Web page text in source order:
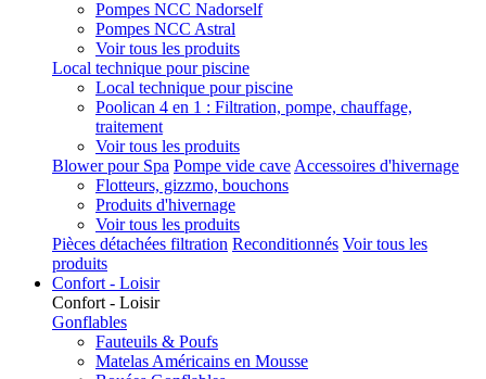
Pompes NCC Nadorself
Pompes NCC Astral
Voir tous les produits
Local technique pour piscine
Local technique pour piscine
Poolican 4 en 1 : Filtration, pompe, chauffage,
traitement
Voir tous les produits
Blower pour Spa Pompe vide cave Accessoires d'hivernage
Flotteurs, gizzmo, bouchons
Produits d'hivernage
Voir tous les produits
Pièces détachées filtration Reconditionnés Voir tous les
produits
Confort - Loisir
Confort - Loisir
Gonflables
Fauteuils & Poufs
Matelas Américains en Mousse